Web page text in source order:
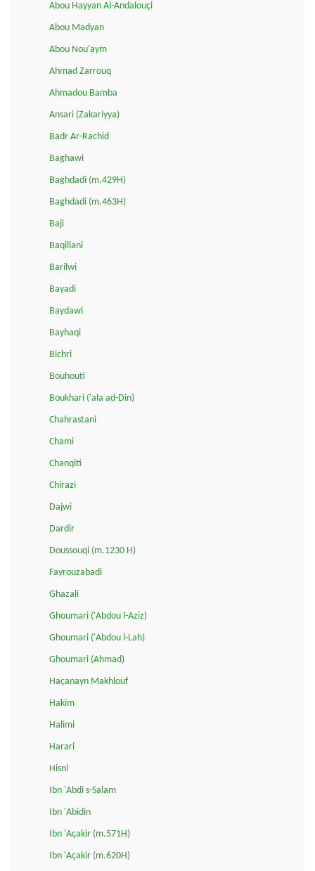
Abou Hayyan Al-Andalouçi
Abou Madyan
Abou Nou'aym
Ahmad Zarrouq
Ahmadou Bamba
Ansari (Zakariyya)
Badr Ar-Rachid
Baghawi
Baghdadi (m.429H)
Baghdadi (m.463H)
Baji
Baqillani
Barilwi
Bayadi
Baydawi
Bayhaqi
Bichri
Bouhouti
Boukhari ('ala ad-Din)
Chahrastani
Chami
Chanqiti
Chirazi
Dajwi
Dardir
Doussouqi (m.1230 H)
Fayrouzabadi
Ghazali
Ghoumari ('Abdou l-Aziz)
Ghoumari ('Abdou l-Lah)
Ghoumari (Ahmad)
Haçanayn Makhlouf
Hakim
Halimi
Harari
Hisni
Ibn 'Abdi s-Salam
Ibn 'Abidin
Ibn 'Açakir (m.571H)
Ibn 'Açakir (m.620H)